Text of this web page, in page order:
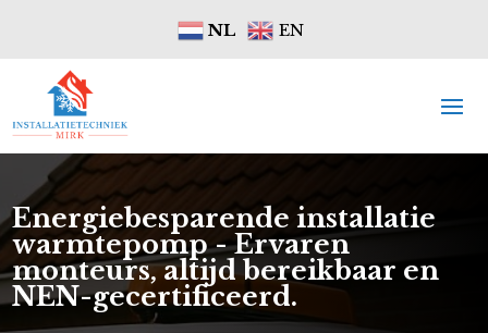
NL EN
Energiebesparende installatie
warmtepomp - Ervaren
monteurs, altijd bereikbaar en
NEN-gecertificeerd.